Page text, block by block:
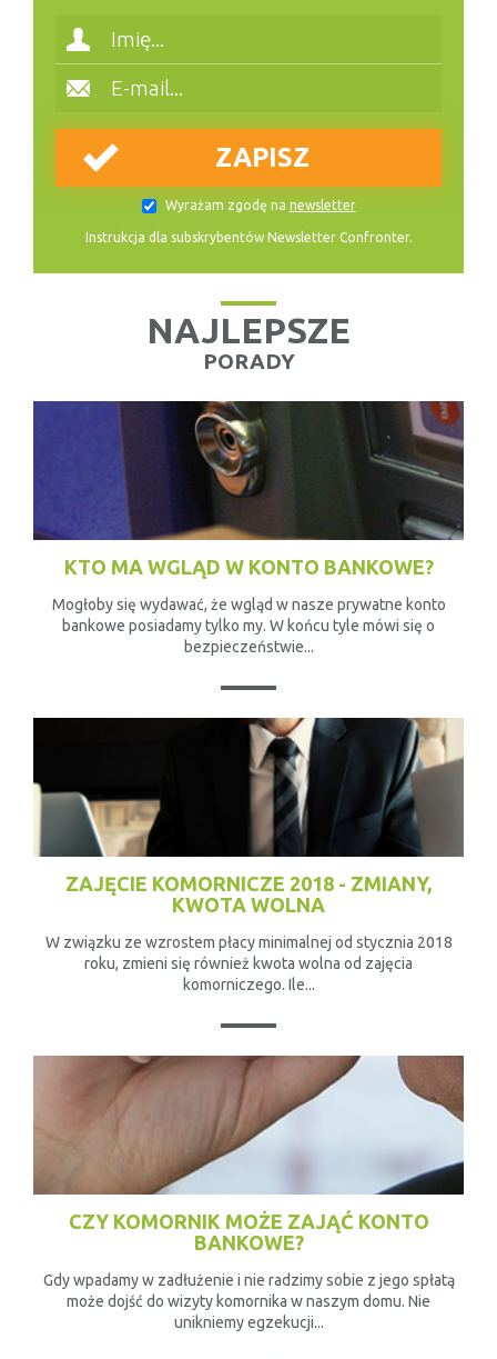
Wyrażam zgodę na newsletter
Instrukcja dla subskrybentów Newsletter Confronter.
NAJLEPSZE
PORADY
KTO MA WGLĄD W KONTO BANKOWE?
Mogłoby się wydawać, że wgląd w nasze prywatne konto
bankowe posiadamy tylko my. W końcu tyle mówi się o
bezpieczeństwie...
ZAJĘCIE KOMORNICZE 2018 - ZMIANY,
KWOTA WOLNA
W związku ze wzrostem płacy minimalnej od stycznia 2018
roku, zmieni się również kwota wolna od zajęcia
komorniczego. Ile...
CZY KOMORNIK MOŻE ZAJĄĆ KONTO
BANKOWE?
Gdy wpadamy w zadłużenie i nie radzimy sobie z jego spłatą
może dojść do wizyty komornika w naszym domu. Nie
unikniemy egzekucji...